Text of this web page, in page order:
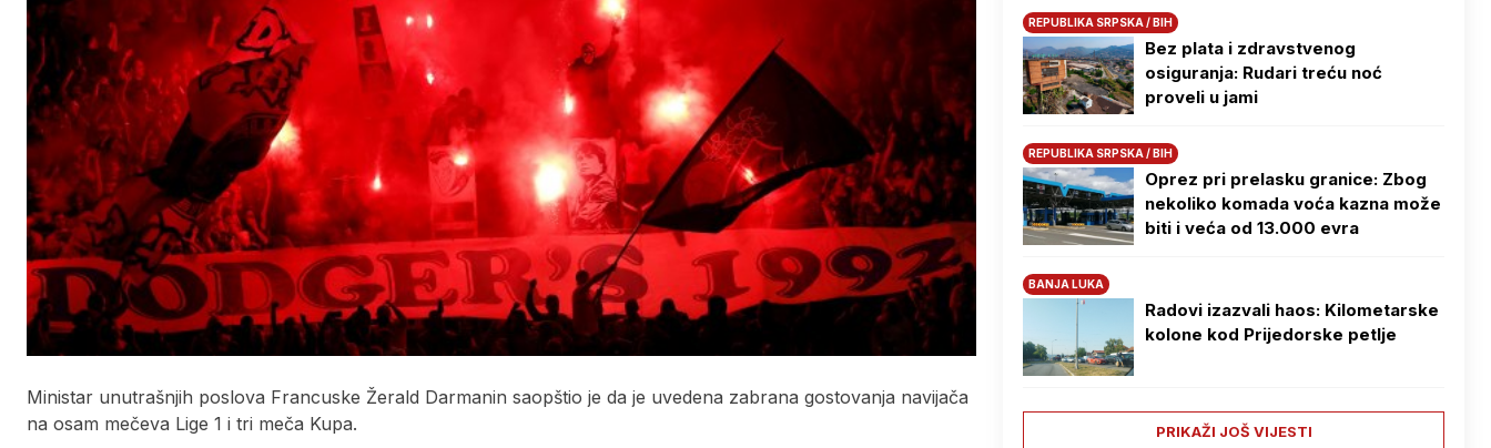
Ministar unutrašnjih poslova Francuske Žerald Darmanin saopštio je da je uvedena zabrana gostovanja navijača
na osam mečeva Lige 1 i tri meča Kupa.
REPUBLIKA SRPSKA / BIH
Bez plata i zdravstvenog
osiguranja: Rudari treću noć
proveli u jami
REPUBLIKA SRPSKA / BIH
Oprez pri prelasku granice: Zbog
nekoliko komada voća kazna može
biti i veća od 13.000 evra
BANJA LUKA
Radovi izazvali haos: Kilometarske
kolone kod Prijedorske petlje
PRIKAŽI JOŠ VIJESTI